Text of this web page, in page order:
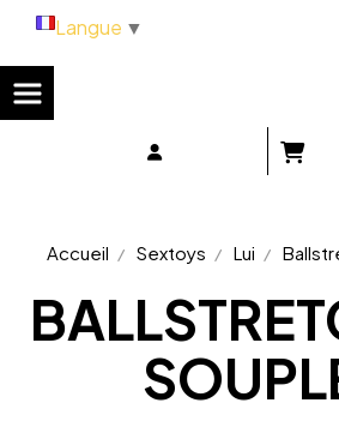
Accueil Sextoys Lui
Langue ▼